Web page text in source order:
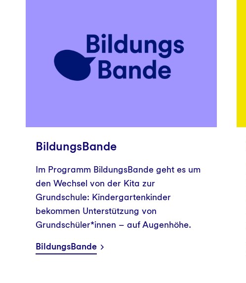
BildungsBande
Im Programm BildungsBande geht es um
den Wechsel von der Kita zur
Grundschule: Kindergartenkinder
bekommen Unterstützung von
Grundschüler*innen – auf Augenhöhe.
BildungsBande